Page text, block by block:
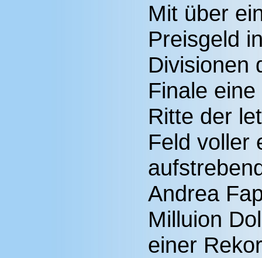
Mit über
Preisgeld
Divisionen
Finale
Ritte der
Feld voller
Andrea
Milluion
einer